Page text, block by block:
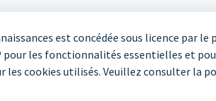
est concédée sous licence par
pour les fonctionnalités essentielles et
cookies utilisés. Veuillez consulter la